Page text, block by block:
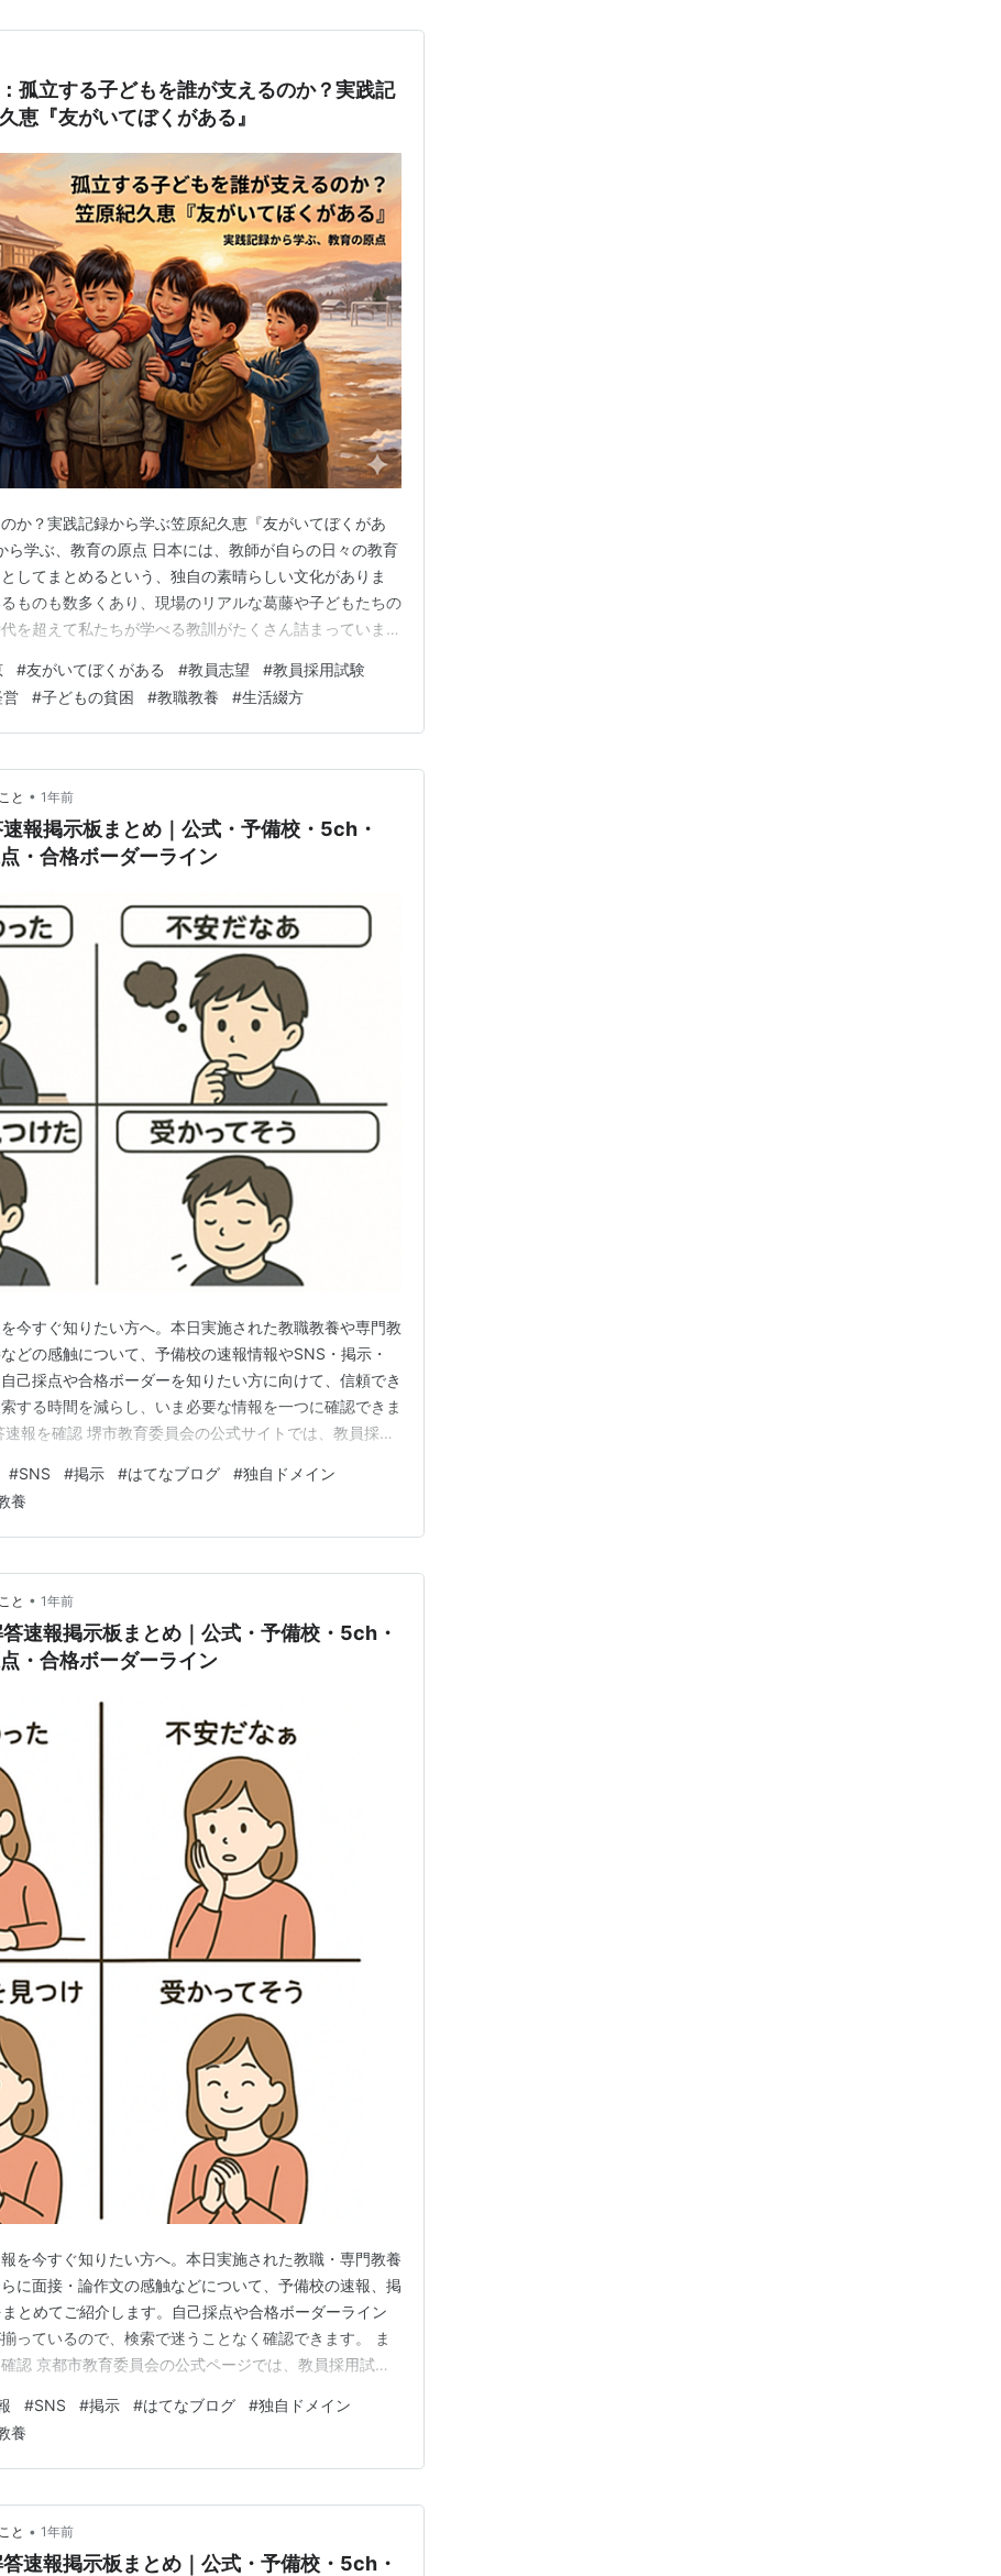
孤立する子どもを誰が支えるのか？実践記
『友がいてぼくがある』
か？実践記録から学ぶ笠原紀久恵『友がいてぼくがあ
学ぶ、教育の原点 日本には、教師が自らの日々の教育
してまとめるという、独自の素晴らしい文化がありま
ものも数多くあり、現場のリアルな葛藤や子どもたちの
を超えて私たちが学べる教訓がたくさん詰まっていま
40人の学級物語』（1981年出版）をご紹介したいと
んでおきたい「古い実践…
#友がいてぼくがある #教員志望 #教員採用試験
営 #子どもの貧困 #教職教養 #生活綴方
と • 1年前
報掲示板まとめ｜公式・予備校・5ch・
・合格ボーダーライン
今すぐ知りたい方へ。本日実施された教職教養や専門教
どの感触について、予備校の速報情報やSNS・掲示・
己採点や合格ボーダーを知りたい方に向けて、信頼でき
する時間を減らし、いま必要な情報を一つに確認できま
報を確認 堺市教育委員会の公式サイトでは、教員採用
しておきたいページです。速報として正答は出ません
振り返りに役立ちます。 h…
#SNS #掲示 #はてなブログ #独自ドメイン
養
と • 1年前
速報掲示板まとめ｜公式・予備校・5ch・
・合格ボーダーライン
を今すぐ知りたい方へ。本日実施された教職・専門教養
に面接・論作文の感触などについて、予備校の速報、掲
とめてご紹介します。自己採点や合格ボーダーライン
っているので、検索で迷うことなく確認できます。 ま
認 京都市教育委員会の公式ページでは、教員採用試験
はまずこちらを確認しておくと安心です。
#SNS #掲示 #はてなブログ #独自ドメイン
養
と • 1年前
速報掲示板まとめ｜公式・予備校・5ch・